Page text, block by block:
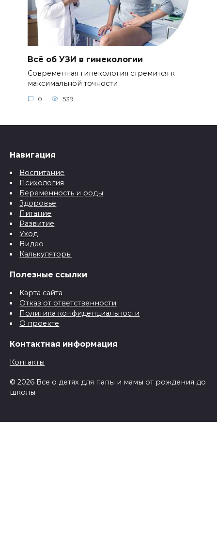
Всё об УЗИ в гинекологии
Современная гинекология стремится к
максимальной точности
0 539
Навигация
Воспитание
Психология
Беременность и роды
Здоровье
Питание
Развитие
Уход
Видео
Калькуляторы
Полезные ссылки
Карта сайта
Отказ от ответственности
Политика конфиденциальности
О проекте
Контактная информация
Контакты
© 2026 Все о детях для папы и мамы от рождения до
школы